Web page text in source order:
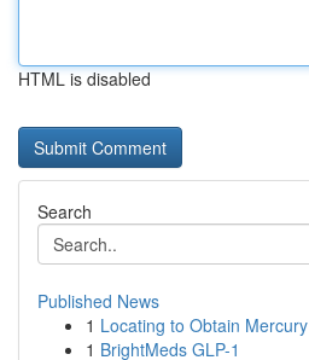
HTML is disabled
Search
Published News
1 Locating to Obtain Mercury
1 BrightMeds GLP-1